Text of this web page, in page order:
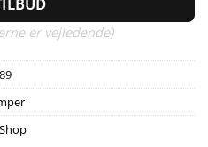
er vejledende)
Shop